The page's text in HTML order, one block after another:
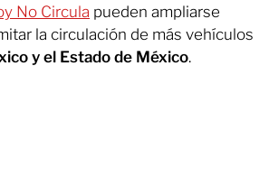
No Circula pueden ampliarse
la circulación de más vehículos
y el Estado de México.